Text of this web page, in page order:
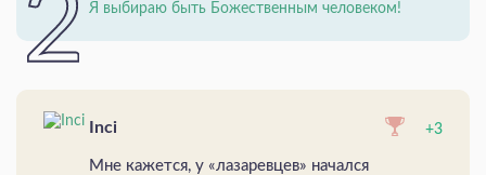
Я выбираю быть Божественным человеком!
Inci +3
Мне кажется, у «лазаревцев» начался